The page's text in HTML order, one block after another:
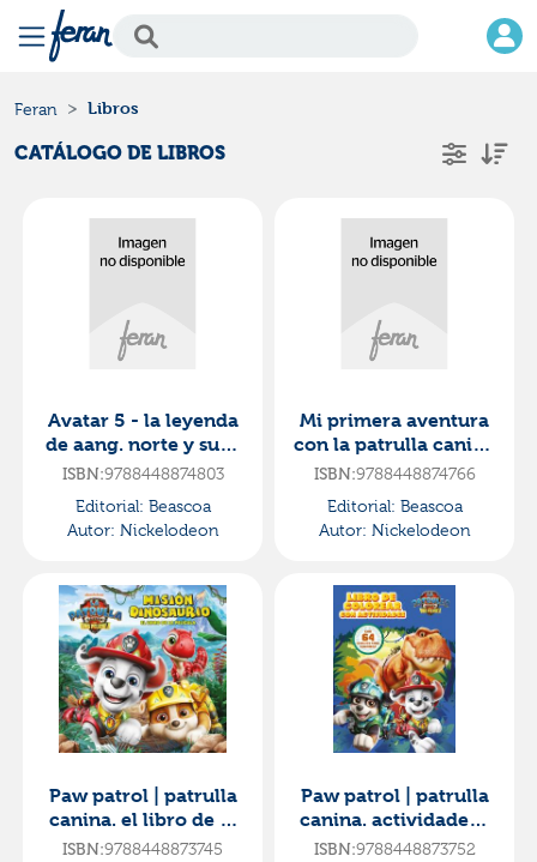
Feran Libros
CATÁLOGO DE LIBROS
Avatar 5 - la leyenda
de aang. norte y sur -
edición en español
ISBN:9788448874803
Editorial: Beascoa
Autor: Nickelodeon
Mi primera aventura
con la patrulla canina
| paw patrol -
rind
ISBN:9788448874766
Editorial: Beascoa
Autor: Nickelodeon
Paw patrol | patrulla
canina. el libro de la
película - misión
ISBN:9788448873745
Paw patrol | patrulla
canina. actividades -
libro de colorear con
ISBN:9788448873752